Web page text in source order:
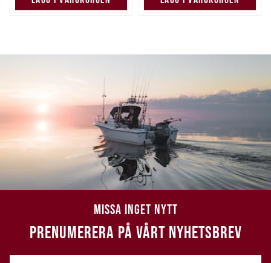
MISSA INGET NYTT
PRENUMERERA PÅ VÅRT NYHETSBREV